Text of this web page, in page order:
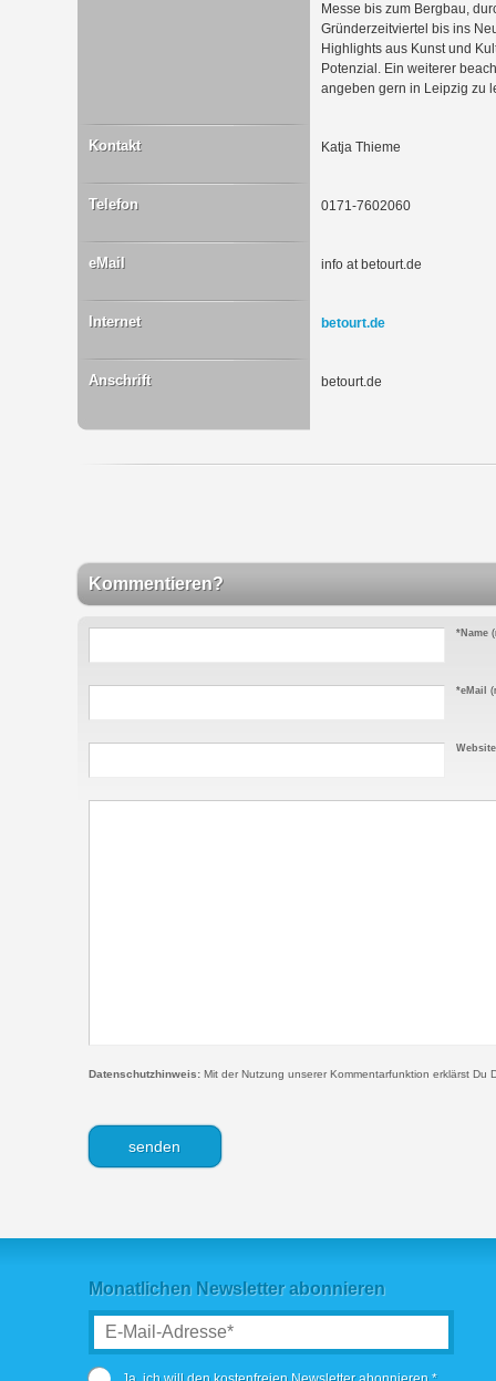
Messe bis zum Bergbau,
Gründerzeitviertel bis ins
Highlights aus Kunst und
Potenzial. Ein weiterer
angeben gern in Leipzig zu
Kontakt Katja Thieme
Telefon 0171-7602060
eMail info at betourt.de
Internet betourt.de
Anschrift betourt.de
Kommentieren?
*Name
*eMail
Website
Datenschutzhinweis: Mit der Nutzung unserer Kommentarfunktion erklärst Du
Monatlichen Newsletter abonnieren